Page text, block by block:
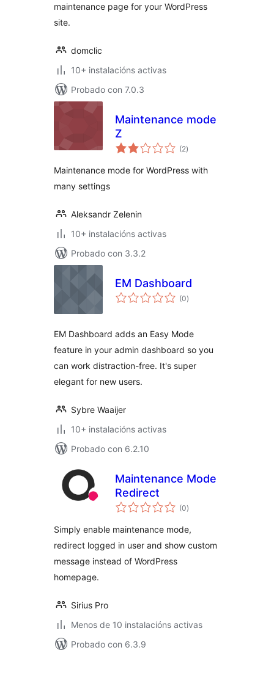
maintenance page for your WordPress
site.
domclic
10+ instalacións activas
Probado con 7.0.3
Maintenance mode
Z
(2valoracións
totais
)
Maintenance mode for WordPress with
many settings
Aleksandr Zelenin
10+ instalacións activas
Probado con 3.3.2
EM Dashboard
(0valoracións
totais
)
EM Dashboard adds an Easy Mode
feature in your admin dashboard so you
can work distraction-free. It's super
elegant for new users.
Sybre Waaijer
10+ instalacións activas
Probado con 6.2.10
Maintenance Mode
Redirect
(0valoracións
totais
)
Simply enable maintenance mode,
redirect logged in user and show custom
message instead of WordPress
homepage.
Sirius Pro
Menos de 10 instalacións activas
Probado con 6.3.9